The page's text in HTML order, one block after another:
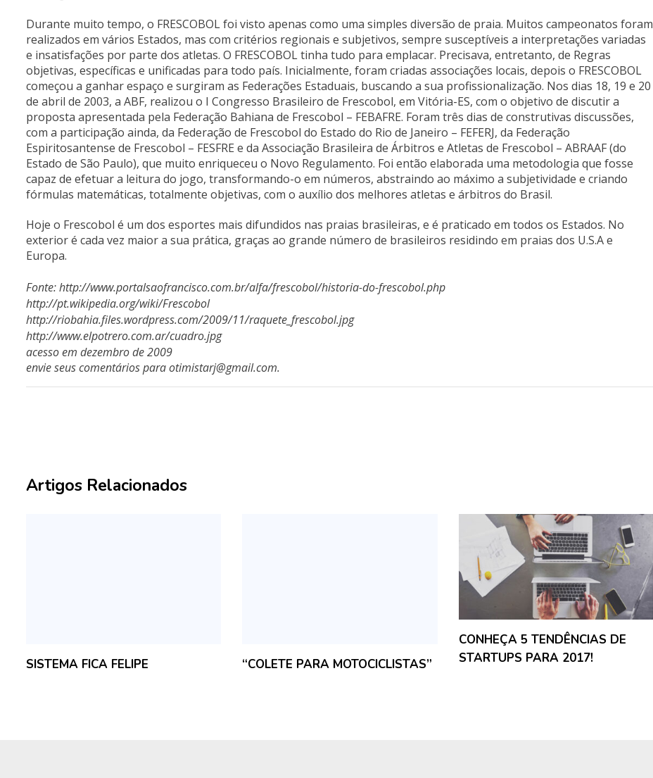
Durante muito tempo, o FRESCOBOL foi visto apenas como uma simples diversão de praia. Muitos campeonatos foram
realizados em vários Estados, mas com critérios regionais e subjetivos, sempre susceptíveis a interpretações variadas
e insatisfações por parte dos atletas. O FRESCOBOL tinha tudo para emplacar. Precisava, entretanto, de Regras
objetivas, específicas e unificadas para todo país. Inicialmente, foram criadas associações locais, depois o FRESCOBOL
começou a ganhar espaço e surgiram as Federações Estaduais, buscando a sua profissionalização. Nos dias 18, 19 e 20
de abril de 2003, a ABF, realizou o I Congresso Brasileiro de Frescobol, em Vitória-ES, com o objetivo de discutir a
proposta apresentada pela Federação Bahiana de Frescobol – FEBAFRE. Foram três dias de construtivas discussões,
com a participação ainda, da Federação de Frescobol do Estado do Rio de Janeiro – FEFERJ, da Federação
Espiritosantense de Frescobol – FESFRE e da Associação Brasileira de Árbitros e Atletas de Frescobol – ABRAAF (do
Estado de São Paulo), que muito enriqueceu o Novo Regulamento. Foi então elaborada uma metodologia que fosse
capaz de efetuar a leitura do jogo, transformando-o em números, abstraindo ao máximo a subjetividade e criando
fórmulas matemáticas, totalmente objetivas, com o auxílio dos melhores atletas e árbitros do Brasil.
Hoje o Frescobol é um dos esportes mais difundidos nas praias brasileiras, e é praticado em todos os Estados. No
exterior é cada vez maior a sua prática, graças ao grande número de brasileiros residindo em praias dos U.S.A e
Europa.
Fonte: http://www.portalsaofrancisco.com.br/alfa/frescobol/historia-do-frescobol.php
http://pt.wikipedia.org/wiki/Frescobol
http://riobahia.files.wordpress.com/2009/11/raquete_frescobol.jpg
http://www.elpotrero.com.ar/cuadro.jpg
acesso em dezembro de 2009
envie seus comentários paraotimistarj@gmail.com.
Artigos Relacionados
SISTEMA FICA FELIPE “COLETE PARA MOTOCICLISTAS”
CONHEÇA 5 TENDÊNCIAS DE
STARTUPS PARA 2017!